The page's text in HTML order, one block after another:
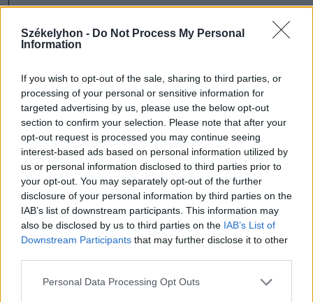
Székelyhon - Do Not Process My Personal
Information
If you wish to opt-out of the sale, sharing to third parties, or
processing of your personal or sensitive information for
targeted advertising by us, please use the below opt-out
section to confirm your selection. Please note that after your
opt-out request is processed you may continue seeing
interest-based ads based on personal information utilized by
us or personal information disclosed to third parties prior to
your opt-out. You may separately opt-out of the further
disclosure of your personal information by third parties on the
IAB’s list of downstream participants. This information may
also be disclosed by us to third parties on the IAB’s List of
Downstream Participants that may further disclose it to other
Personal Data Processing Opt Outs
ugyanazt az információt használja, ezért
sokkal kisebb a hibalehetőség” –